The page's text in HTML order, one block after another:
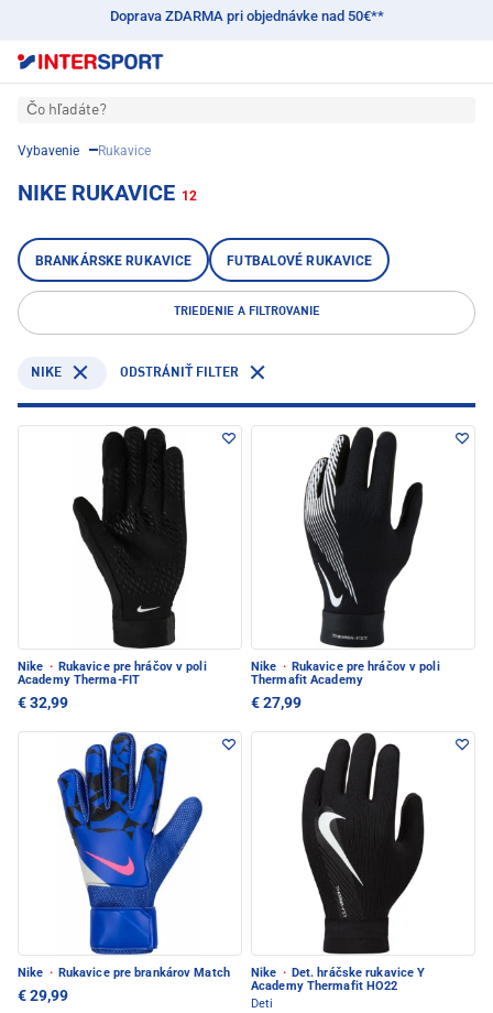
Doprava ZDARMA pri objednávke nad 50€**
Čo hľadáte?
Vybavenie Rukavice
NIKE RUKAVICE 12
BRANKÁRSKE RUKAVICE FUTBALOVÉ RUKAVICE
TRIEDENIE A FILTROVANIE
NIKE ODSTRÁNIŤ FILTER
Nike · Rukavice pre hráčov v poli
Academy Therma-FIT
€ 32,99
Nike · Rukavice pre hráčov v poli
Thermafit Academy
€ 27,99
Nike · Rukavice pre brankárov Match
€ 29,99
Nike · Det. hráčske rukavice Y
Academy Thermafit HO22
Deti